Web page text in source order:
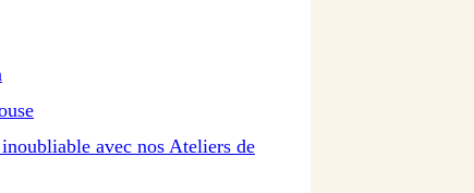
avec nos Ateliers de